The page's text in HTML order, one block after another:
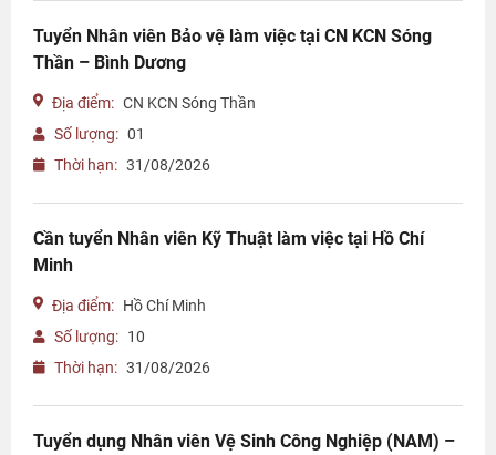
Tuyển Nhân viên Bảo vệ làm việc tại CN KCN Sóng
Thần – Bình Dương
Địa điểm: CN KCN Sóng Thần
Số lượng: 01
Thời hạn: 31/08/2026
Cần tuyển Nhân viên Kỹ Thuật làm việc tại Hồ Chí
Minh
Địa điểm: Hồ Chí Minh
Số lượng: 10
Thời hạn: 31/08/2026
Tuyển dụng Nhân viên Vệ Sinh Công Nghiệp (NAM) –